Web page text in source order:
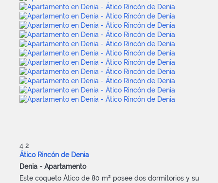
4 2
Ático Rincón de Denia
Denia - Apartamento
Este coqueto Ático de 80 m² posee dos dormitorios y su